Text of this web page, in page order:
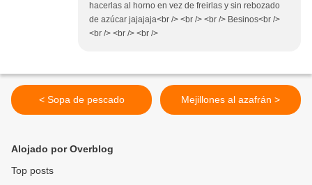
hacerlas al horno en vez de freirlas y sin rebozado
de azúcar jajajaja<br /> <br /> <br /> Besinos<br />
<br /> <br /> <br />
< Sopa de pescado Mejillones al azafrán >
Alojado por Overblog
Top posts